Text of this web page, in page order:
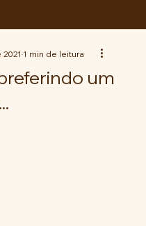
um
1 min de leitura